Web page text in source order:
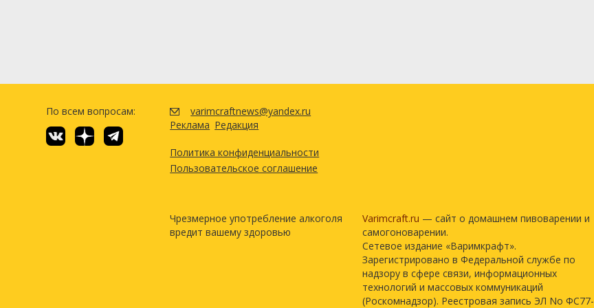
По всем вопросам:
varimcraftnews@yandex.ru
Реклама Редакция
Политика конфиденциальности
Пользовательское соглашение
Чрезмерное употребление алкоголя
вредит вашему здоровью
Varimcraft.ru — сайт о домашнем пивоварении и
самогоноварении.
Сетевое издание «Варимкрафт».
Зарегистрировано в Федеральной службе по
надзору в сфере связи, информационных
технологий и массовых коммуникаций
(Роскомнадзор). Реестровая запись ЭЛ No ФС77-